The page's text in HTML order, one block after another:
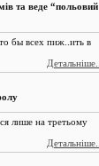
та веде “польовий
бы всех пиж..ить в
Детальніше...
лише на третьому
Детальніше...